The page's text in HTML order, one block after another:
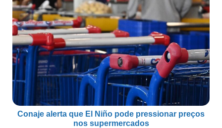
Conaje alerta que El Niño pode pressionar preços
nos supermercados